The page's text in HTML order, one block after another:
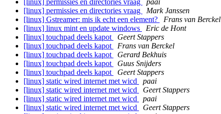
[linux] permissies en directories vraag
paai
[linux] permissies en directories vraag
Mark Janssen
[linux] Gstreamer: mis ik echt een element?
Frans van Berckel
[linux] linux mint en update windows
Eric de Hont
[linux] touchpad deels kapot
Geert Stappers
[linux] touchpad deels kapot
Frans van Berckel
[linux] touchpad deels kapot
Gerard Bekhuis
[linux] touchpad deels kapot
Guus Snijders
[linux] touchpad deels kapot
Geert Stappers
[linux] static wired internet met wicd
paai
[linux] static wired internet met wicd
Geert Stappers
[linux] static wired internet met wicd
paai
[linux] static wired internet met wicd
Geert Stappers